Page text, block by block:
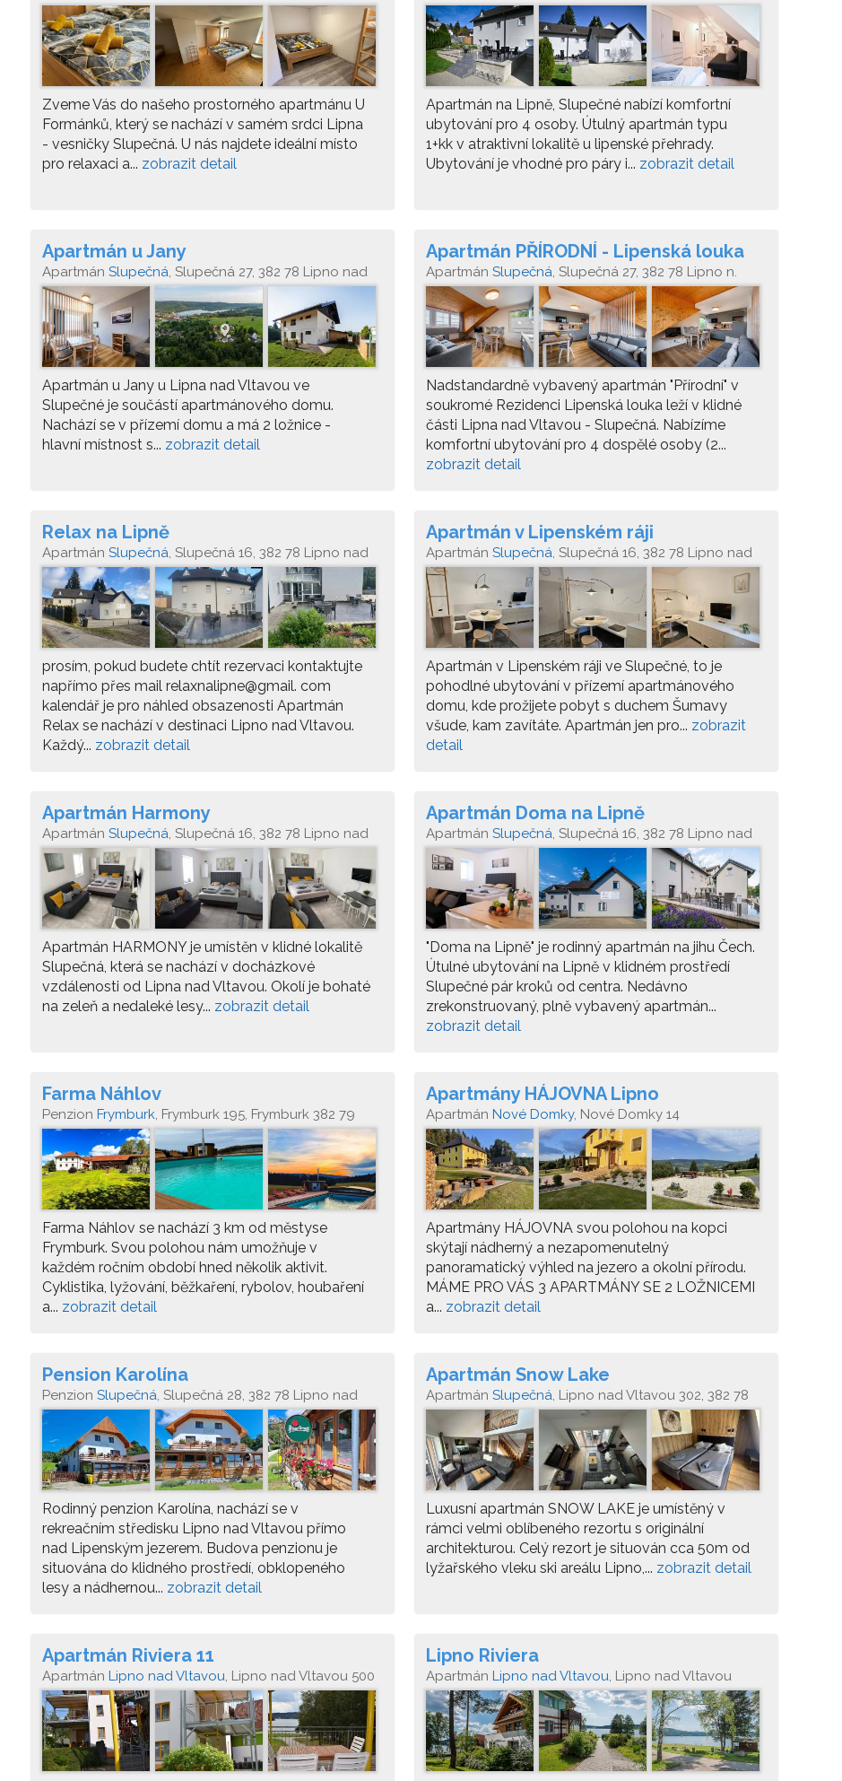
Vltavou
Zveme Vás do našeho prostorného apartmánu U
Formánků, který se nachází v samém srdci Lipna
- vesničky Slupečná. U nás najdete ideální místo
pro relaxaci a... zobrazit detail
Vltavou
Apartmán na Lipně, Slupečné nabízí komfortní
ubytování pro 4 osoby. Útulný apartmán typu
1+kk v atraktivní lokalitě u lipenské přehrady.
Ubytování je vhodné pro páry i... zobrazit detail
Apartmán u Jany
Apartmán Slupečná, Slupečná 27, 382 78 Lipno nad
Vltavou
Apartmán u Jany u Lipna nad Vltavou ve
Slupečné je součástí apartmánového domu.
Nachází se v přízemí domu a má 2 ložnice -
hlavní místnost s... zobrazit detail
Apartmán PŘÍRODNÍ - Lipenská louka
Apartmán Slupečná, Slupečná 27, 382 78 Lipno n.
Vltavou
Nadstandardně vybavený apartmán "Přírodní" v
soukromé Rezidenci Lipenská louka leží v klidné
části Lipna nad Vltavou - Slupečná. Nabízíme
komfortní ubytování pro 4 dospělé osoby (2...
zobrazit detail
Relax na Lipně
Apartmán Slupečná, Slupečná 16, 382 78 Lipno nad
Vltavou
prosím, pokud budete chtít rezervaci kontaktujte
napřímo přes mail relaxnalipne@gmail. com
kalendář je pro náhled obsazenosti Apartmán
Relax se nachází v destinaci Lipno nad Vltavou.
Každý... zobrazit detail
Apartmán v Lipenském ráji
Apartmán Slupečná, Slupečná 16, 382 78 Lipno nad
Vltavou
Apartmán v Lipenském ráji ve Slupečné, to je
pohodlné ubytování v přízemí apartmánového
domu, kde prožijete pobyt s duchem Šumavy
všude, kam zavítáte. Apartmán jen pro... zobrazit
detail
Apartmán Harmony
Apartmán Slupečná, Slupečná 16, 382 78 Lipno nad
Vltavou
Apartmán HARMONY je umístěn v klidné lokalitě
Slupečná, která se nachází v docházkové
vzdálenosti od Lipna nad Vltavou. Okolí je bohaté
na zeleň a nedaleké lesy... zobrazit detail
Apartmán Doma na Lipně
Apartmán Slupečná, Slupečná 16, 382 78 Lipno nad
Vltavou
"Doma na Lipně" je rodinný apartmán na jihu Čech.
Útulné ubytování na Lipně v klidném prostředí
Slupečné pár kroků od centra. Nedávno
zrekonstruovaný, plně vybavený apartmán...
zobrazit detail
Farma Náhlov
Penzion Frymburk, Frymburk 195, Frymburk 382 79
Farma Náhlov se nachází 3 km od městyse
Frymburk. Svou polohou nám umožňuje v
každém ročním období hned několik aktivit.
Cyklistika, lyžování, běžkaření, rybolov, houbaření
a... zobrazit detail
Apartmány HÁJOVNA Lipno
Apartmán Nové Domky, Nové Domky 14
Apartmány HÁJOVNA svou polohou na kopci
skýtají nádherný a nezapomenutelný
panoramatický výhled na jezero a okolní přírodu.
MÁME PRO VÁS 3 APARTMÁNY SE 2 LOŽNICEMI
a... zobrazit detail
Pension Karolína
Penzion Slupečná, Slupečná 28, 382 78 Lipno nad
Vltavou
Rodinný penzion Karolína, nachází se v
rekreačním středisku Lipno nad Vltavou přímo
nad Lipenským jezerem. Budova penzionu je
situována do klidného prostředí, obklopeného
lesy a nádhernou... zobrazit detail
Apartmán Snow Lake
Apartmán Slupečná, Lipno nad Vltavou 302, 382 78
Luxusní apartmán SNOW LAKE je umístěný v
rámci velmi oblíbeného rezortu s originální
architekturou. Celý rezort je situován cca 50m od
lyžařského vleku ski areálu Lipno,... zobrazit detail
Apartmán Riviera 11
Apartmán Lipno nad Vltavou, Lipno nad Vltavou 500
382 78
Lipno Riviera
Apartmán Lipno nad Vltavou, Lipno nad Vltavou
502/19